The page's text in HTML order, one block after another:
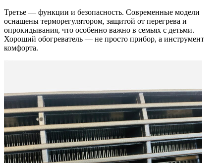
Третье — функции и безопасность. Современные модели
оснащены терморегулятором, защитой от перегрева и
опрокидывания, что особенно важно в семьях с детьми.
Хороший обогреватель — не просто прибор, а инструмент
комфорта.